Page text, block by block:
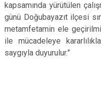
kapsamında yürütülen
günü Doğubayazıt ilçesi
metamfetamin ele
ile mücadeleye
saygıyla duyurulur.”